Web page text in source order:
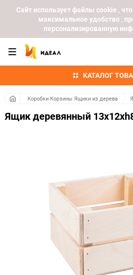
Cайт использует файлы cookie ,
максимальное удобство ,
персонализированную
КАТАЛОГ
Коробки Корзины Ящики из дерева
Ящик деревянный